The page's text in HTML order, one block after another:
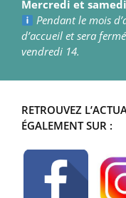
Mercredi et
Pendant le mois
d’accueil et sera
vendredi 14.
RETROUVEZ
ÉGALEMENT SUR :